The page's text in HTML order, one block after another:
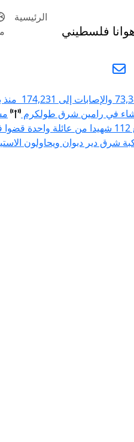
فلسطيني
الرئيسية
في رامين شرق طولكرم
دير دبوان ويحاولون